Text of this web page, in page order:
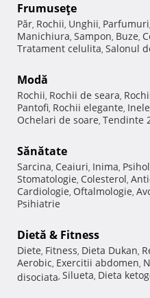
Frumuseţe
Păr, Rochii, Unghii, Parfumuri,
Manichiura, Sampon, Buze,
Tratament celulita, Salonul
Modă
Rochii, Rochii de seara,
Pantofi, Rochii elegante,
Ochelari de soare, Tendinte
Sănătate
Sarcina, Ceaiuri, Inima,
Stomatologie, Colesterol,
Cardiologie, Oftalmologie,
Psihiatrie
Dietă & Fitness
Diete, Fitness, Dieta Dukan,
Aerobic, Exercitii abdomen,
disociata, Silueta, Dieta